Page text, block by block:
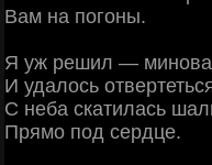
Вам на погоны.
Я уж решил —
И удалось
С неба скатилась
Прямо под сердце.